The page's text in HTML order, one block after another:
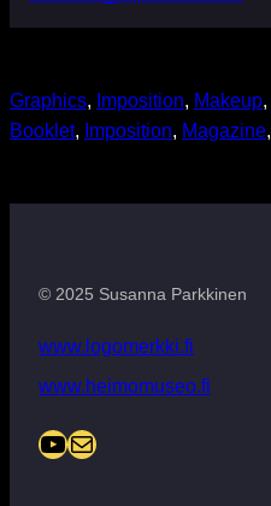
Graphics, Imposition, Makeup,
Booklet, Imposition, Magazine,
© 2025 Susanna Parkkinen
www.logomerkki.fi
www.heimomuseo.fi
YouTube Mail